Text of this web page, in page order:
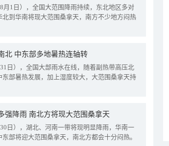
月1日），全国大范围降雨持续，东北地区多对
到华南将现大范围桑拿天，南方不少地方闷热
北 中东部多地暑热连轴转
日），全国大部雨水在线，随着副热带高压北
部暑热发展，加上湿度较大，大范围桑拿天持
强降雨 南北方将现大范围桑拿天
日），湖北、河南一带将现明显降雨，华南一
部将迎大范围桑拿天，南北方都会十分闷热。